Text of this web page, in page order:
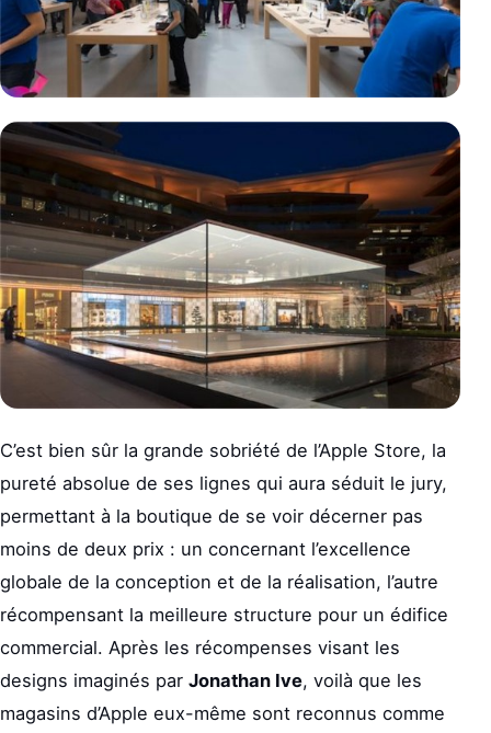
C’est bien sûr la grande sobriété de l’Apple Store, la
pureté absolue de ses lignes qui aura séduit le jury,
permettant à la boutique de se voir décerner pas
moins de deux prix : un concernant l’excellence
globale de la conception et de la réalisation, l’autre
récompensant la meilleure structure pour un édifice
commercial. Après les récompenses visant les
designs imaginés par Jonathan Ive, voilà que les
magasins d’Apple eux-même sont reconnus comme